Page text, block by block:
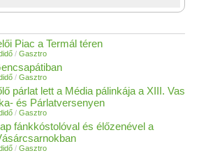
Piac a Termál téren
/ Gasztro
/ Gasztro
párlat lett a Média pálinkája a XIII. Vas
és Párlatversenyen
/ Gasztro
fánkkóstolóval és élőzenével a
/ Gasztro